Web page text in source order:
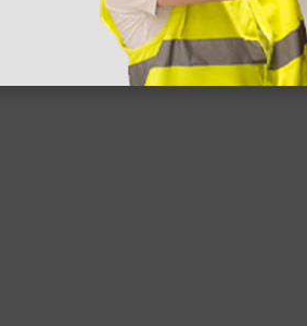
el IVA que luego nos van a cobrar.